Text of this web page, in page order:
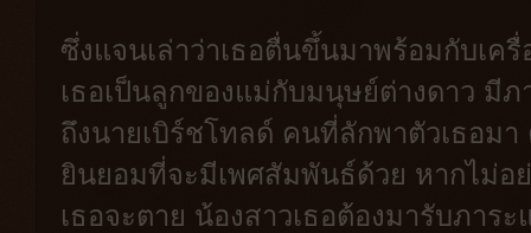
ซึ่งแจนเล่าว่าเธอตื่นขึ้นมาพร้อมกับเค
เธอเป็นลูกของแม่กับมนุษย์ต่างดาว มี
ถึงนายเบิร์ชโทลด์ คนที่ลักพาตัวเธอม
ยินยอมที่จะมีเพศสัมพันธ์ด้วย หากไม่อ
เธอจะตาย น้องสาวเธอต้องมารับภาระ